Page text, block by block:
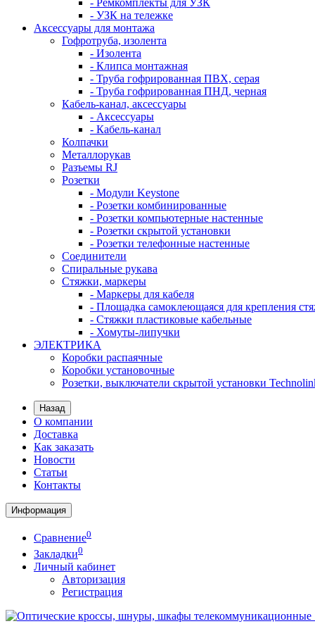
- Ремкомплекты для УЗК
- УЗК на тележке
Аксессуары для монтажа
Гофротруба, изолента
- Изолента
- Клипса монтажная
- Труба гофрированная ПВХ, серая
- Труба гофрированная ПНД, черная
Кабель-канал, аксессуары
- Аксессуары
- Кабель-канал
Колпачки
Металлорукав
Разъемы RJ
Розетки
- Модули Keystone
- Розетки комбинированные
- Розетки компьютерные настенные
- Розетки скрытой установки
- Розетки телефонные настенные
Соединители
Спиральные рукава
Стяжки, маркеры
- Маркеры для кабеля
- Площадка самоклеющаяся для крепления
- Стяжки пластиковые кабельные
- Хомуты-липучки
ЭЛЕКТРИКА
Коробки распаячные
Коробки установочные
Розетки, выключатели скрытой установки
Назад
О компании
Доставка
Как заказать
Новости
Статьи
Контакты
Информация
Сравнение0
Закладки0
Личный кабинет
Авторизация
Регистрация